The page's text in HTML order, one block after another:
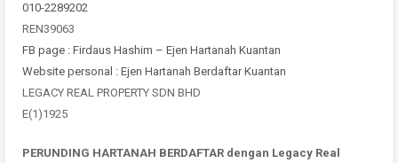
010-2289202
REN39063
FB page : Firdaus Hashim – Ejen Hartanah Kuantan
Website personal : Ejen Hartanah Berdaftar Kuantan
LEGACY REAL PROPERTY SDN BHD
E(1)1925
PERUNDING HARTANAH BERDAFTAR dengan Legacy Real